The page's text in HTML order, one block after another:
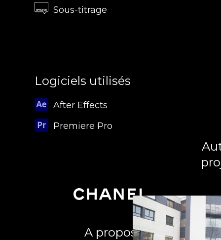
Sous-titrage
Logiciels utilisés
After Effects
Premiere Pro
A propos